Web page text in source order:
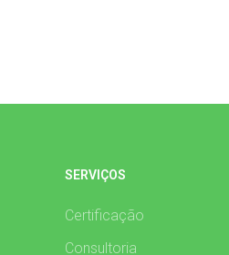
SERVIÇOS
Certificação
Consultoria